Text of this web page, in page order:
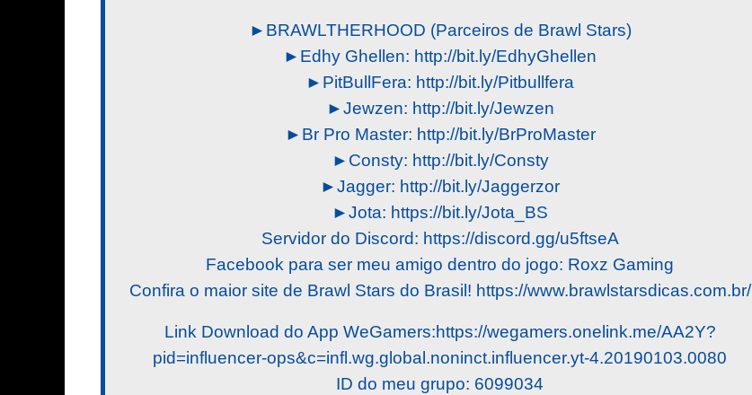
►BRAWLTHERHOOD (Parceiros de Brawl Stars)
►Edhy Ghellen: http://bit.ly/EdhyGhellen
►PitBullFera: http://bit.ly/Pitbullfera
►Jewzen: http://bit.ly/Jewzen
►Br Pro Master: http://bit.ly/BrProMaster
►Consty: http://bit.ly/Consty
►Jagger: http://bit.ly/Jaggerzor
►Jota: https://bit.ly/Jota_BS
Servidor do Discord: https://discord.gg/u5ftseA
Facebook para ser meu amigo dentro do jogo: Roxz Gaming
Confira o maior site de Brawl Stars do Brasil! https://www.brawlstarsdicas.com.br/
Link Download do App WeGamers:https://wegamers.onelink.me/AA2Y?
pid=influencer-ops&c=infl.wg.global.noninct.influencer.yt-4.20190103.0080
ID do meu grupo: 6099034